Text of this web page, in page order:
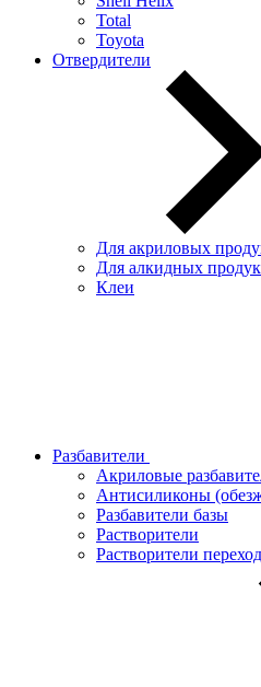
Total
Toyota
Отвердители
Для акриловых
Для алкидных
Клеи
Разбавители
Акриловые
Антисиликоны
Разбавители базы
Растворители
Растворители